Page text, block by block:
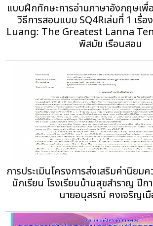
แบบฝึกทักษะการอ่านภาษาอังกฤษเพื่อ
วิธีการสอนแบบ SQ4Rเล่มที่ 1 เรื่
Luang: The Greatest Lanna
พิสมัย เรือนสอน
การประเมินโครงการส่งเสริมค่านิยม
นักเรียน โรงเรียนบ้านสุขสำราญ ปีก
นายอนุสรณ์ คงเจริญเ